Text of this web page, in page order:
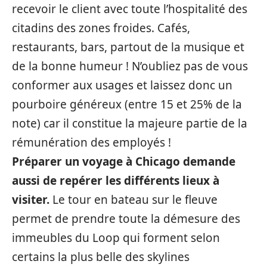
recevoir le client avec toute l’hospitalité des
citadins des zones froides. Cafés,
restaurants, bars, partout de la musique et
de la bonne humeur ! N’oubliez pas de vous
conformer aux usages et laissez donc un
pourboire généreux (entre 15 et 25% de la
note) car il constitue la majeure partie de la
rémunération des employés !
Préparer un voyage à Chicago demande
aussi de repérer les différents lieux à
visiter. Le tour en bateau sur le fleuve
permet de prendre toute la démesure des
immeubles du Loop qui forment selon
certains la plus belle des skylines